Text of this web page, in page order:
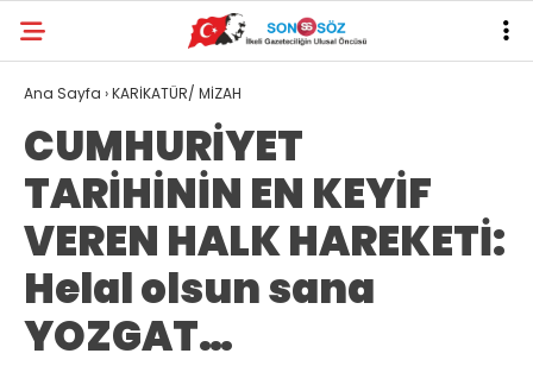
Ana Sayfa ›KARİKATÜR/ MİZAH
CUMHURİYET
TARİHİNİN EN KEYİF
VEREN HALK HAREKETİ:
Helal olsun sana
YOZGAT…